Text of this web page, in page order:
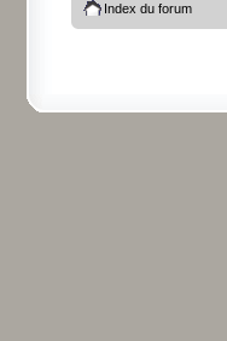
Index du forum